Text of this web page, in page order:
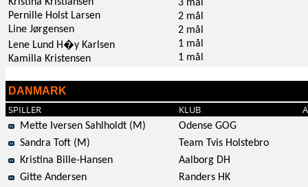
Pernille Holst Larsen
Line Jørgensen
Lene Lund H�y Karlsen
Kamilla Kristensen
3 mål
2 mål
2 mål
1 mål
1 mål
DANMARK
SPILLER KLUB
Mette Iversen Sahlholdt (M)
Odense GOG
Sandra Toft (M)
Team Tvis Holstebro
Kristina Bille-Hansen
Aalborg DH
Gitte Andersen
Randers HK